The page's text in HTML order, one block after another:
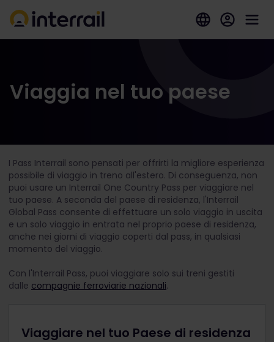
Viaggia nel tuo paese
I Pass Interrail sono pensati per offrirti la migliore esperienza
possibile di viaggio in treno all'estero. Di conseguenza, non
puoi usare un Interrail One Country Pass per viaggiare nel
tuo paese. A seconda del paese di residenza, l'Interrail
Global Pass consente di effettuare un solo viaggio in uscita
e un solo viaggio in entrata nel proprio paese di residenza,
anche nei giorni di viaggio coperti dal pass, in qualsiasi
momento del viaggio.
Con l'Interrail Pass, puoi viaggiare solo sui treni gestiti
dalle compagnie ferroviarie nazionali.
Viaggiare nel tuo Paese di residenza